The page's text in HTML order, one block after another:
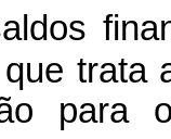
trata
para